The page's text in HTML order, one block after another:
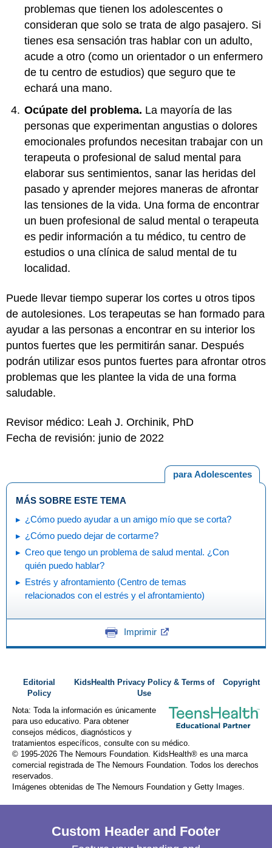
problemas que tienen los adolescentes o
consideran que solo se trata de algo pasajero. Si
tienes esa sensación tras hablar con un adulto,
acude a otro (como un orientador o un enfermero
de tu centro de estudios) que seguro que te
echará una mano.
Ocúpate del problema. La mayoría de las
personas que experimentan angustias o dolores
emocionales profundos necesitan trabajar con un
terapeuta o profesional de salud mental para
elaborar sus sentimientos, sanar las heridas del
pasado y aprender mejores maneras de afrontar
las tensiones de la vida. Una forma de encontrar
un buen profesional de salud mental o terapeuta
es pedir información a tu médico, tu centro de
estudios o una clínica de salud mental de tu
localidad.
Puede llevar tiempo superar los cortes u otros tipos
de autolesiones. Los terapeutas se han formado para
ayudar a las personas a encontrar en su interior los
puntos fuertes que les permitirán sanar. Después
podrán utilizar esos puntos fuertes para afrontar otros
problemas que les plantee la vida de una forma
saludable.
Revisor médico: Leah J. Orchinik, PhD
Fecha de revisión: junio de 2022
para Adolescentes
MÁS SOBRE ESTE TEMA
¿Cómo puedo ayudar a un amigo mío que se corta?
¿Cómo puedo dejar de cortarme?
Creo que tengo un problema de salud mental. ¿Con
quién puedo hablar?
Estrés y afrontamiento (Centro de temas
relacionados con el estrés y el afrontamiento)
Imprimir
Editorial
Policy
KidsHealth Privacy Policy & Terms of
Use
Copyright
Nota: Toda la información es únicamente
para uso educativo. Para obtener
consejos médicos, diagnósticos y
tratamientos específicos, consulte con su médico.
© 1995-2026 The Nemours Foundation. KidsHealth® es una marca
comercial registrada de The Nemours Foundation. Todos los derechos
reservados.
Imágenes obtenidas de The Nemours Foundation y Getty Images.
Custom Header and Footer